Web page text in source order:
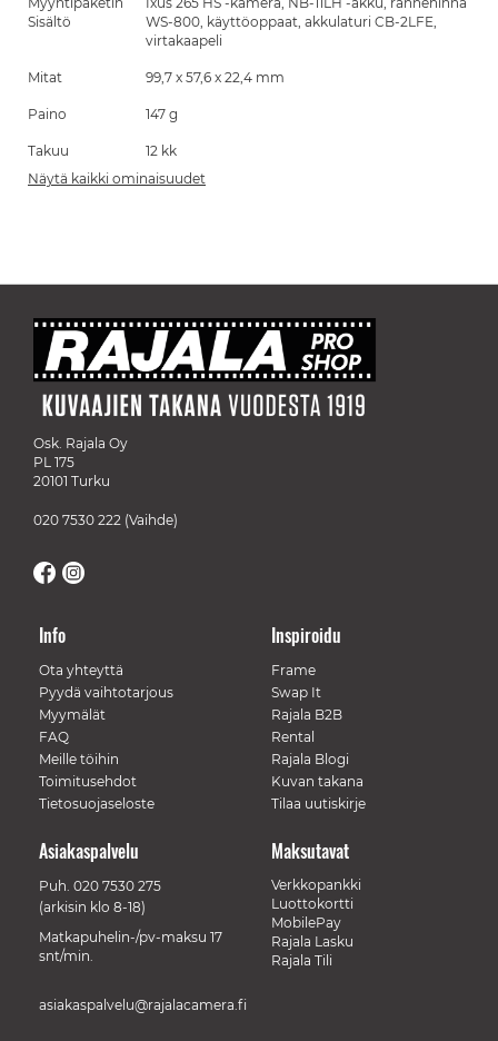
Sisältö
WS-800, käyttöoppaat, akkulaturi CB-2LFE,
virtakaapeli
Mitat 99,7 x 57,6 x 22,4 mm
Paino 147 g
Takuu
12 kk
Näytä kaikki ominaisuudet
Osk. Rajala Oy
PL 175
20101 Turku
020 7530 222 (Vaihde)
Info
Ota yhteyttä
Pyydä vaihtotarjous
Myymälät
FAQ
Meille töihin
Toimitusehdot
Tietosuojaseloste
Inspiroidu
Frame
Swap It
Rajala B2B
Rental
Rajala Blogi
Kuvan takana
Tilaa uutiskirje
Maksutavat
Verkkopankki
Luottokortti
MobilePay
Rajala Lasku
Rajala Tili
Asiakaspalvelu
Puh. 020 7530 275
(arkisin klo 8-18)
Matkapuhelin-/pv-maksu 17
snt/min.
asiakaspalvelu@rajalacamera.fi